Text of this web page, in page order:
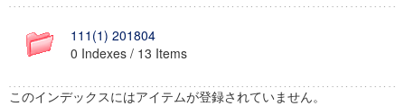
111(1) 201804
0 Indexes / 13 Items
このインデックスにはアイテムが登録されていません。